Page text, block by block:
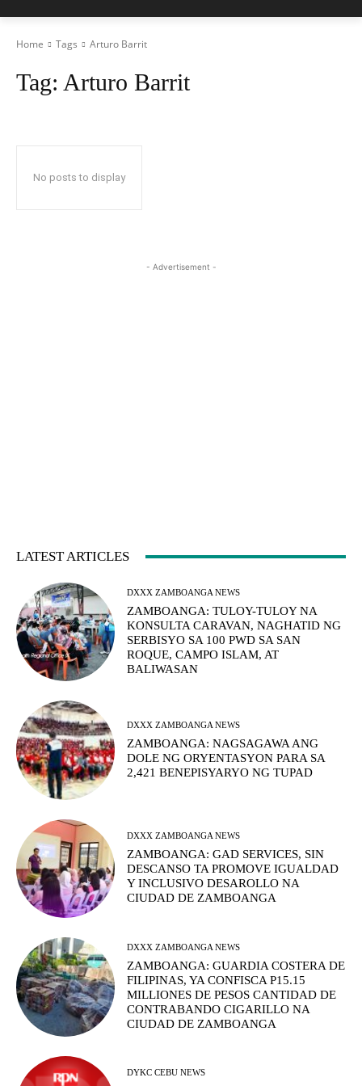
Home Tags Arturo Barrit
Tag: Arturo Barrit
No posts to display
- Advertisement -
LATEST ARTICLES
DXXX ZAMBOANGA NEWS
ZAMBOANGA: TULOY-TULOY NA
KONSULTA CARAVAN, NAGHATID NG
SERBISYO SA 100 PWD SA SAN
ROQUE, CAMPO ISLAM, AT
BALIWASAN
DXXX ZAMBOANGA NEWS
ZAMBOANGA: NAGSAGAWA ANG
DOLE NG ORYENTASYON PARA SA
2,421 BENEPISYARYO NG TUPAD
DXXX ZAMBOANGA NEWS
ZAMBOANGA: GAD SERVICES, SIN
DESCANSO TA PROMOVE IGUALDAD
Y INCLUSIVO DESAROLLO NA
CIUDAD DE ZAMBOANGA
DXXX ZAMBOANGA NEWS
ZAMBOANGA: GUARDIA COSTERA DE
FILIPINAS, YA CONFISCA P15.15
MILLIONES DE PESOS CANTIDAD DE
CONTRABANDO CIGARILLO NA
CIUDAD DE ZAMBOANGA
DYKC CEBU NEWS